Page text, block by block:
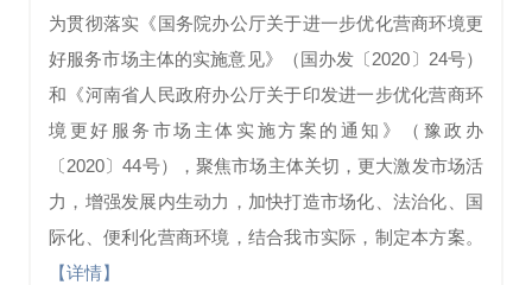
为贯彻落实《国务院办公厅关于进一步优化营商环境更
好服务市场主体的实施意见》（国办发〔2020〕24号）
和《河南省人民政府办公厅关于印发进一步优化营商环
境更好服务市场主体实施方案的通知》（豫政办
〔2020〕44号），聚焦市场主体关切，更大激发市场活
力，增强发展内生动力，加快打造市场化、法治化、国
际化、便利化营商环境，结合我市实际，制定本方案。
【详情】